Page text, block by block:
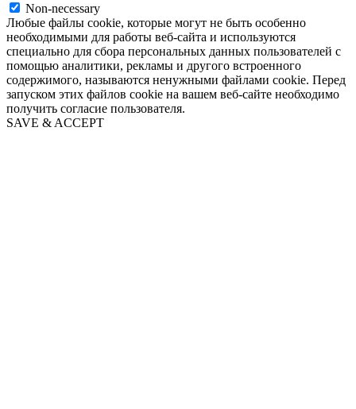
Non-necessary
Любые файлы cookie, которые могут не быть особенно
необходимыми для работы веб-сайта и используются
специально для сбора персональных данных пользователей с
помощью аналитики, рекламы и другого встроенного
содержимого, называются ненужными файлами cookie. Перед
запуском этих файлов cookie на вашем веб-сайте необходимо
получить согласие пользователя.
SAVE & ACCEPT